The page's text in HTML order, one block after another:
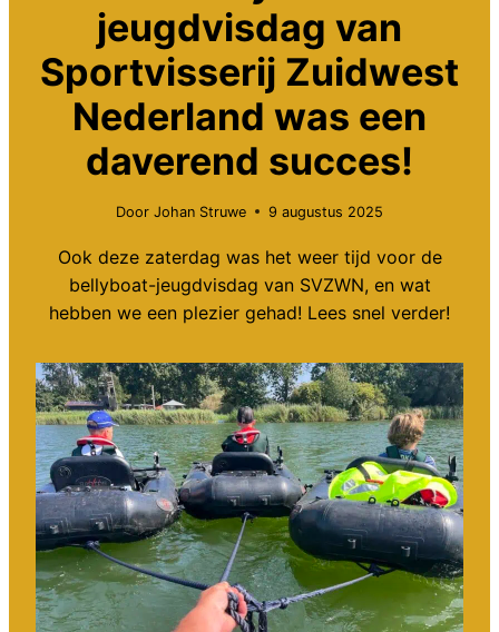
jeugdvisdag van
Sportvisserij Zuidwest
Nederland was een
daverend succes!
Door Johan Struwe 9 augustus 2025
Ook deze zaterdag was het weer tijd voor de
bellyboat-jeugdvisdag van SVZWN, en wat
hebben we een plezier gehad! Lees snel verder!